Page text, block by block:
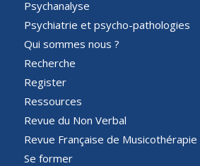
Psychanalyse
Psychiatrie et psycho-pathologies
Qui sommes nous ?
Recherche
Register
Ressources
Revue du Non Verbal
Revue Française de Musicothérapie
Se former